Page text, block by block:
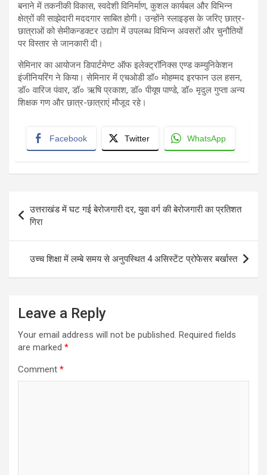
बनाने में तकनीकी विकास, स्वदेशी विनिर्माण, कुशल कार्यबल और विभिन्न
क्षेत्रों की साझेदारी मददगार साबित होगी। उन्होंने स्लाइड्स के जरिए छात्र-
छात्राओं को सेमीकन्डक्टर उद्योग में उपलब्ध विभिन्न अवसरों और चुनौतियों
पर विस्तार से जानकारी दी।
सेमिनार का आयोजन डिपार्टमेण्ट ऑफ इलेक्ट्रॉनिक्स एण्ड कम्युनिकेशन
इंजीनियरिंग ने किया। सेमिनार में एचओडी डॉ० मोहम्मद इरफान उल हसन,
डॉ० वारिज पंवार, डॉ० ऋषि प्रकाश, डॉ० पीयूष पाण्डे, डॉ० मृदुल गुप्ता अन्य
शिक्षक गण और छात्र-छात्राएं मौजूद रहे।
Facebook Twitter WhatsApp
navigation
उत्तराखंड में घट गई बेरोजगारी दर, युवा वर्ग की बेरोजगारी का प्रतिशत
गिरा
उच्च शिक्षा में लम्बे समय से अनुपस्थित 4 असिस्टेंट प्रोफेसर बर्खास्त
Leave a Reply
Your email address will not be published. Required fields
are marked *
Comment *